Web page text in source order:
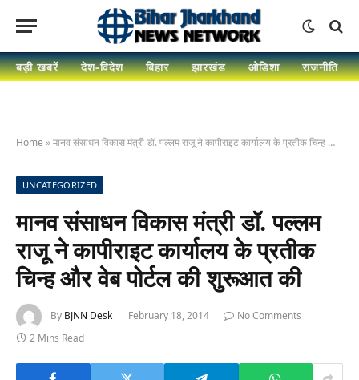
बड़ी खबरें देश-विदेश बिहार झारखंड ओडिशा राजनीति
Home »मानव संसाधन विकास मंत्री डॉ. पल्‍लम राजू ने कापीराइट कार्यालय के प्रतीक चिन्‍ह और वेब पोर्टल की शुरूआत की
UNCATEGORIZED
मानव संसाधन विकास मंत्री डॉ. पल्‍लम
राजू ने कापीराइट कार्यालय के प्रतीक
चिन्‍ह और वेब पोर्टल की शुरूआत की
By BJNN Desk February 18, 2014
No Comments
2 Mins Read